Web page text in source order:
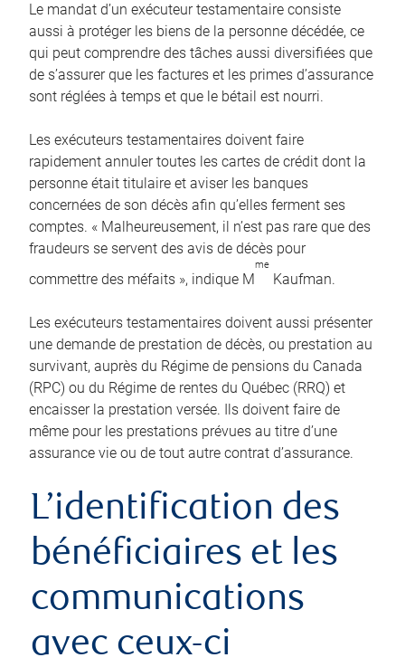
Le mandat d’un exécuteur testamentaire consiste
aussi à protéger les biens de la personne décédée, ce
qui peut comprendre des tâches aussi diversifiées que
de s’assurer que les factures et les primes d’assurance
sont réglées à temps et que le bétail est nourri.
Les exécuteurs testamentaires doivent faire
rapidement annuler toutes les cartes de crédit dont la
personne était titulaire et aviser les banques
concernées de son décès afin qu’elles ferment ses
comptes. « Malheureusement, il n’est pas rare que des
fraudeurs se servent des avis de décès pour
commettre des méfaits », indique M
me
Kaufman.
Les exécuteurs testamentaires doivent aussi présenter
une demande de prestation de décès, ou prestation au
survivant, auprès du Régime de pensions du Canada
(RPC) ou du Régime de rentes du Québec (RRQ) et
encaisser la prestation versée. Ils doivent faire de
même pour les prestations prévues au titre d’une
assurance vie ou de tout autre contrat d’assurance.
L’identification des
bénéficiaires et les
communications
avec ceux-ci